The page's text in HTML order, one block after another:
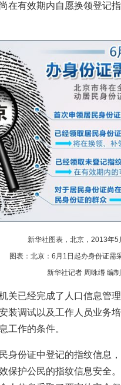
在有效期内自愿换领登记
新华社图表，北京，2013年5
图表：北京：6月1日起办身份证需
新华社记者 周咏缗 编制
关已经完成了人口信息管
装调试以及工作人员业务
工作的条件。
身份证中登记的指纹信息
保护公民的指纹信息安全